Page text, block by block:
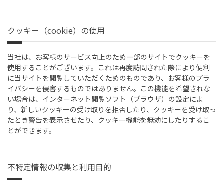
クッキー（cookie）の使用
当社は、お客様のサービス向上のため一部のサイトでクッキーを
使用することがございます。これは再度訪問された際により便利
に当サイトを閲覧していただくためのものであり、お客様のプラ
イバシーを侵害するものではありません。この機能を希望されな
い場合は、インターネット閲覧ソフト（ブラウザ）の設定によ
り、新しいクッキーの受け取りを拒否したり、クッキーを受け取っ
たとき警告を表示させたり、クッキー機能を無効にしたりするこ
とができます。
不特定情報の収集と利用目的